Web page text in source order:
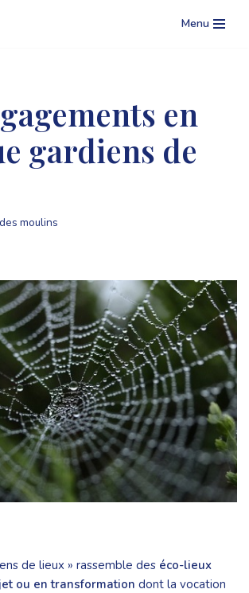
Menu
en
gardiens de
moulins
de lieux » rassemble des éco-lieux
ou en transformation dont la vocation